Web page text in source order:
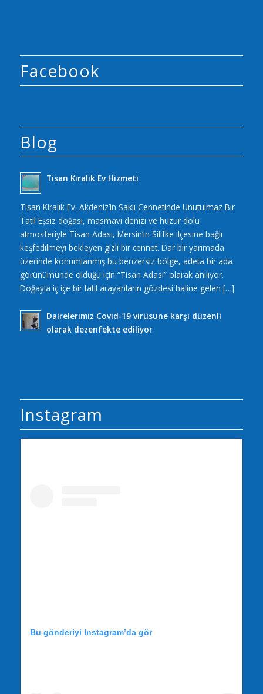
Facebook
Blog
Tisan Kiralık Ev Hizmeti
Tisan Kiralık Ev: Akdeniz’in Saklı Cennetinde Unutulmaz Bir
Tatil Eşsiz doğası, masmavi denizi ve huzur dolu
atmosferiyle Tisan Adası, Mersin’in Silifke ilçesine bağlı
keşfedilmeyi bekleyen gizli bir cennet. Dar bir yarımada
üzerinde konumlanmış bu benzersiz bölge, adeta bir ada
görünümünde olduğu için “Tisan Adası” olarak anılıyor.
Doğayla iç içe bir tatil arayanların gözdesi haline gelen […]
Dairelerimiz Covid-19 virüsüne karşı düzenli
olarak dezenfekte ediliyor
Instagram
Bu gönderiyi Instagram’da gör